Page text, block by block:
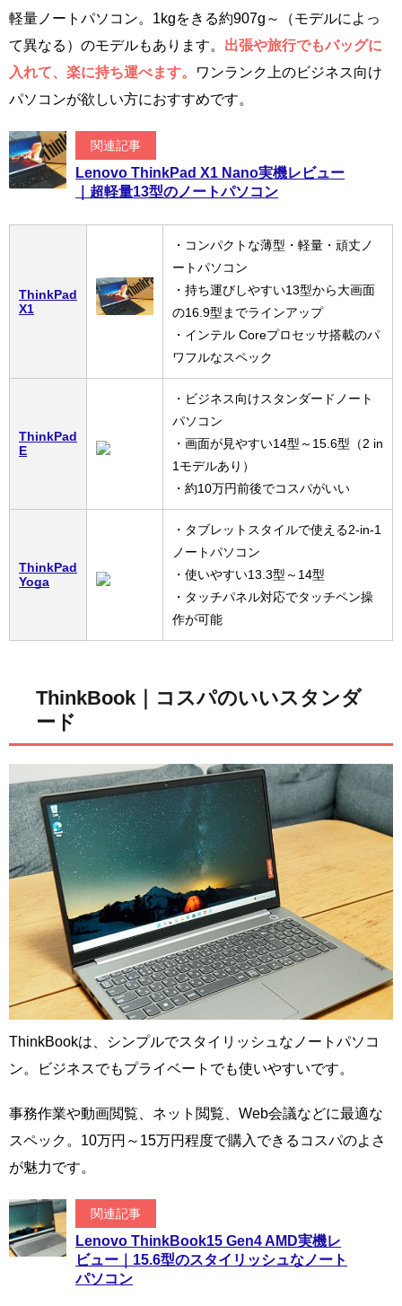
軽量ノートパソコン。1kgをきる約907g～（モデルによっ
て異なる）のモデルもあります。 出張や旅行でもバッグに
入れて、楽に持ち運べます。
ワンランク上のビジネス向け
パソコンが欲しい方におすすめです。
関連記事
Lenovo ThinkPad X1 Nano実機レビュー
｜超軽量13型のノートパソコン
ThinkPad
X1
・コンパクトな薄型・軽量・頑丈ノ
ートパソコン
・持ち運びしやすい13型から大画面
の16.9型までラインアップ
・インテル Coreプロセッサ搭載のパ
ワフルなスペック
ThinkPad
E
・ビジネス向けスタンダードノート
パソコン
・画面が見やすい14型～15.6型（2 in
1モデルあり）
・約10万円前後でコスパがいい
ThinkPad
Yoga
・タブレットスタイルで使える2-in-1
ノートパソコン
・使いやすい13.3型～14型
・タッチパネル対応でタッチペン操
作が可能
ThinkBook｜コスパのいいスタンダ
ード
ThinkBookは、シンプルでスタイリッシュなノートパソコ
ン。ビジネスでもプライベートでも使いやすいです。
事務作業や動画閲覧、ネット閲覧、Web会議などに最適な
スペック。10万円～15万円程度で購入できるコスパのよさ
が魅力です。
関連記事
Lenovo ThinkBook15 Gen4 AMD実機レ
ビュー｜15.6型のスタイリッシュなノート
パソコン